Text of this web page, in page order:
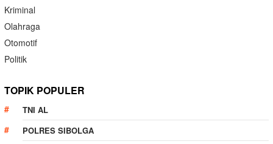
Kriminal
Olahraga
Otomotif
Politik
TOPIK POPULER
TNI AL
POLRES SIBOLGA